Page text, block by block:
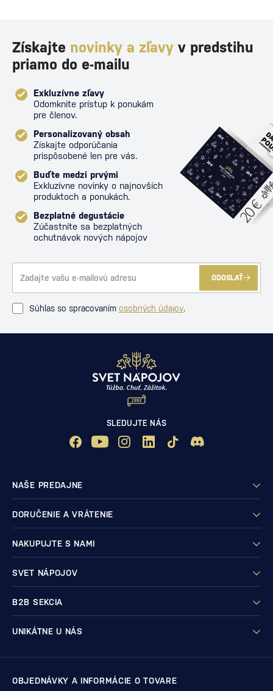
Získajte novinky a zľavy v predstihu
priamo do e-mailu
Exkluzívne zľavy
Odomknite prístup k ponukám
pre členov.
Personalizovaný obsah
Získajte odporúčania
prispôsobené len pre vás.
Buďte medzi prvými
Exkluzívne novinky o najnovších
produktoch a ponukách.
Bezplatné degustácie
Zúčastnite sa bezplatných
ochutnávok nových nápojov
ODOSLAŤ
Súhlas so spracovaním osobných údajov.
SLEDUJTE NÁS
NAŠE PREDAJNE
DORUČENIE A VRÁTENIE
NAKUPUJTE S NAMI
SVET NÁPOJOV
B2B SEKCIA
UNIKÁTNE U NÁS
OBJEDNÁVKY A INFORMÁCIE O TOVARE